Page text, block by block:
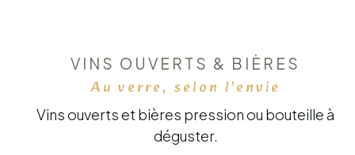
VINS OUVERTS & BIÈRES
Au verre, selon l’envie
Vins ouverts et bières pression ou bouteille à
déguster.